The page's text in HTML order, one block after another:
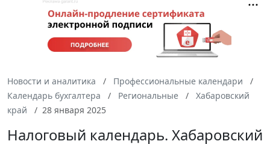
Новости и аналитика
Профессиональные календари
Календарь бухгалтера
Региональные
Хабаровский
край
28 января 2025
Налоговый календарь. Хабаровский